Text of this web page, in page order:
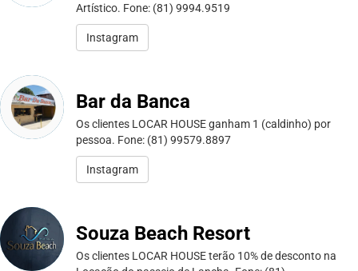
Artístico. Fone: (81) 9994.9519
Instagram
Bar da Banca
Os clientes LOCAR HOUSE ganham 1 (caldinho) por
pessoa. Fone: (81) 99579.8897
Instagram
Souza Beach Resort
Os clientes LOCAR HOUSE terão 10% de desconto na